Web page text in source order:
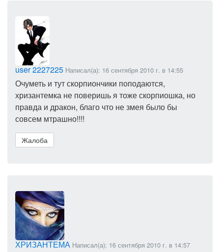
user 2227225 Написал(а): 16 сентября 2010 г. в 14:55
Очуметь и тут скорпиончики поподаются,
хризантемка не поверишь я тоже скорпиошка, но
правда и дракон, благо что не змея было бы
совсем мтрашно!!!!
Жалоба
ХРИЗАНТЕМА Написал(а): 16 сентября 2010 г. в 14:57